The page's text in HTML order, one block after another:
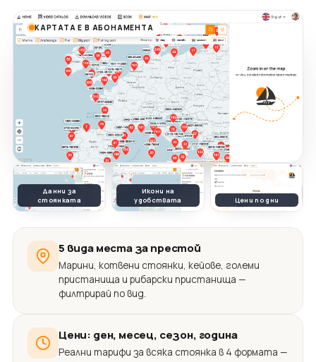
КАРТАТА Е В АБОНАМЕНТА
Данни за
стоянката
Икони на
удобствата
Цени по дни
5 вида места за престой
Марини, котвени стоянки, кейове, големи
пристанища и рибарски пристанища —
филтрирай по вид.
Цени: ден, месец, сезон, година
Реални тарифи за всяка стоянка в 4 формата —